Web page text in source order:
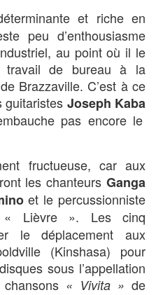
et riche en
peu d’enthousiasme
au point où il le
travail de bureau à la
Brazzaville. C’est à ce
guitaristes Joseph Kaba
pas encore le
fructueuse, car aux
les chanteurs Ganga
et le percussionniste
« Lièvre ». Les cinq
le déplacement aux
(Kinshasa) pour
sous l’appellation
« Vivita » de